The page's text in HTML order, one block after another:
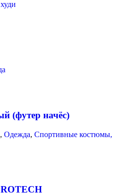
(футер начёс)
, Одежда, Спортивные костюмы,